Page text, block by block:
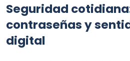
Seguridad
contraseñas y
digital